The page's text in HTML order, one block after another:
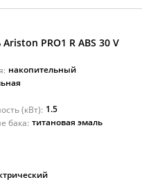
PRO1 R ABS 30 V
накопительный
(кВт): 1.5
бака: титановая эмаль